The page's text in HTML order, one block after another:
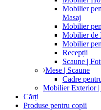
Mobilier
Masaj
Mobilier
Mobilier de
Mobilier
Recepții
Scaune |
Mese | Scaune
Cadre
Mobilier Exterior |
Cărți
Produse pentru copii